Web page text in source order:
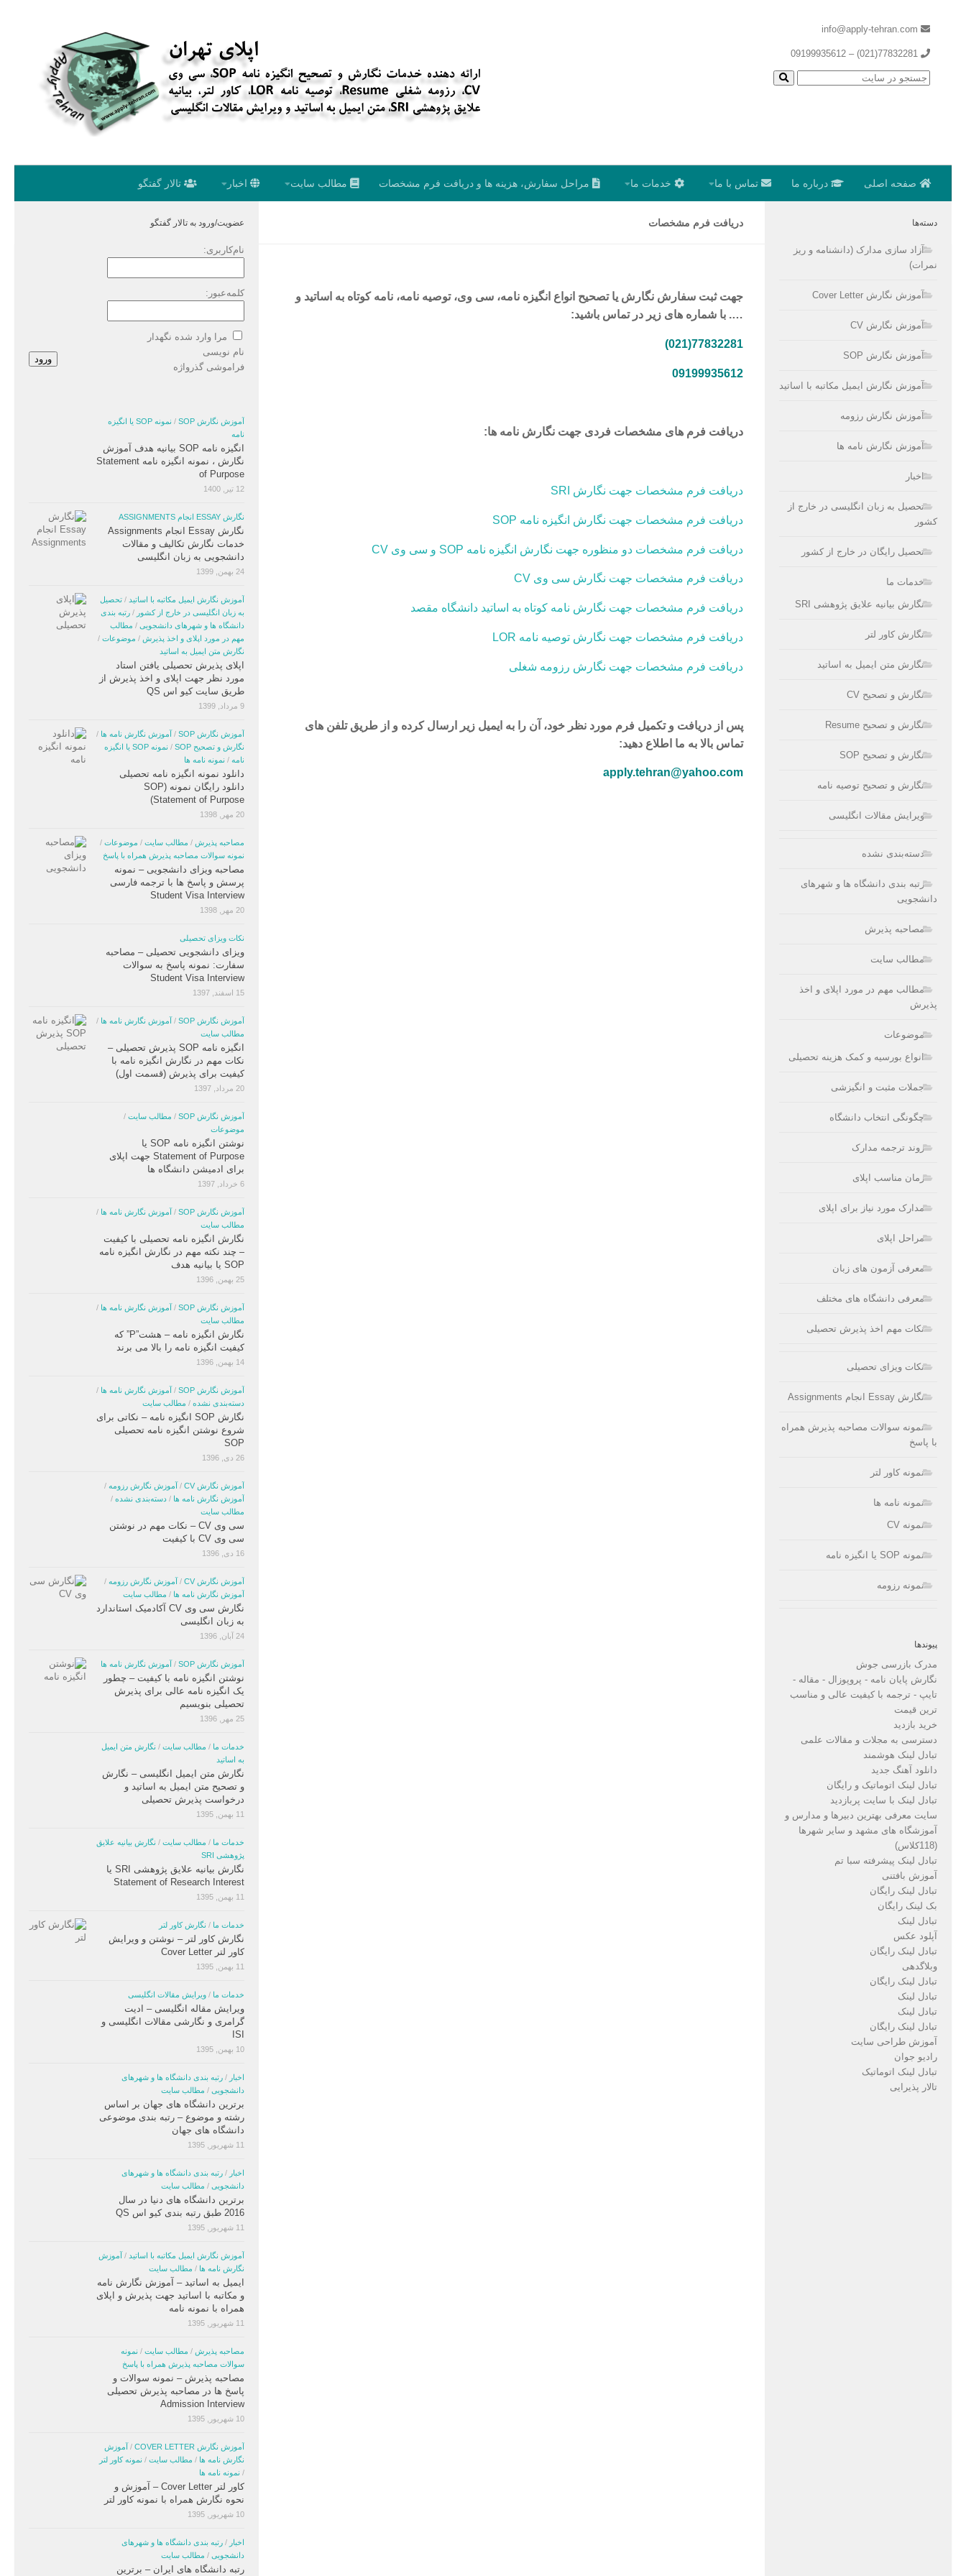
صفحه اصلی درباره ما تماس با ما خدمات ما مراحل سفارش، هزینه ها و دریافت فرم مشخصات مطالب سایت اخبار تالار گفتگو
دریافت فرم مشخصات
جهت ثبت سفارش نگارش یا تصحیح انواع انگیزه نامه، سی وی، توصیه نامه، نامه کوتاه به اساتید و
…. با شماره های زیر در تماس باشید:
77832281(021)
09199935612
دریافت فرم های مشخصات فردی جهت نگارش نامه ها:
دریافت فرم مشخصات جهت نگارش SRI
دریافت فرم مشخصات جهت نگارش انگیزه نامه SOP
دریافت فرم مشخصات دو منظوره جهت نگارش انگیزه نامه SOP و سی وی CV
دریافت فرم مشخصات جهت نگارش سی وی CV
دریافت فرم مشخصات جهت نگارش نامه کوتاه به اساتید دانشگاه مقصد
دریافت فرم مشخصات جهت نگارش توصیه نامه LOR
دریافت فرم مشخصات جهت نگارش رزومه شغلی
پس از دریافت و تکمیل فرم مورد نظر خود، آن را به ایمیل زیر ارسال کرده و از طریق تلفن های
تماس بالا به ما اطلاع دهید:
apply.tehran@yahoo.com
عضویت/ورود به تالار گفتگو
نام‌کاربری:
کلمه‌عبور:
مرا وارد شده نگهدار
ورود
نام نویسی
فراموشی گذرواژه
آموزش نگارش SOP /
نمونه SOP یا انگیزه
نامه
انگیزه نامه SOP بیانیه هدف آموزش
نگارش ، نمونه انگیزه نامه Statement
of Purpose
12 تیر, 1400
نگارش ESSAY انجام ASSIGNMENTS
نگارش Essay انجام Assignments
خدمات نگارش تکالیف و مقالات
دانشجویی به زبان انگلیسی
24 بهمن, 1399
آموزش نگارش ایمیل مکاتبه با اساتید / تحصیل
به زبان انگلیسی در خارج از کشور / رتبه بندی
دانشگاه ها و شهرهای دانشجویی / مطالب
مهم در مورد اپلای و اخذ پذیرش / موضوعات /
نگارش متن ایمیل به اساتید
اپلای پذیرش تحصیلی یافتن استاد
مورد نظر جهت اپلای و اخذ پذیرش از
طریق سایت کیو اس QS
9 مرداد, 1399
آموزش نگارش SOP / آموزش نگارش نامه ها /
نگارش و تصحیح SOP
/
نمونه SOP یا انگیزه
نامه / نمونه نامه ها
دانلود نمونه انگیزه نامه تحصیلی
دانلود رایگان نمونه (SOP
(Statement of Purpose
20 مهر, 1398
مصاحبه پذیرش / مطالب سایت / موضوعات /
نمونه سوالات مصاحبه پذیرش همراه با پاسخ
مصاحبه ویزای دانشجویی – نمونه
پرسش و پاسخ ها با ترجمه فارسی
Student Visa Interview
20 مهر, 1398
نکات ویزای تحصیلی
ویزای دانشجویی تحصیلی – مصاحبه
سفارت: نمونه پاسخ به سوالات
Student Visa Interview
15 اسفند, 1397
آموزش نگارش SOP / آموزش نگارش نامه ها /
مطالب سایت
انگیزه نامه SOP پذیرش تحصیلی –
نکات مهم در نگارش انگیزه نامه با
کیفیت برای پذیرش (قسمت اول)
20 مرداد, 1397
آموزش نگارش SOP / مطالب سایت /
موضوعات
نوشتن انگیزه نامه SOP یا
Statement of Purpose جهت اپلای
برای ادمیشن دانشگاه ها
6 خرداد, 1397
آموزش نگارش SOP / آموزش نگارش نامه ها /
مطالب سایت
نگارش انگیزه نامه تحصیلی با کیفیت
– چند نکته مهم در نگارش انگیزه نامه
SOP یا بیانیه هدف
25 بهمن, 1396
آموزش نگارش SOP / آموزش نگارش نامه ها /
مطالب سایت
نگارش انگیزه نامه – هشت”P” که
کیفیت انگیزه نامه را بالا می برند
14 بهمن, 1396
آموزش نگارش SOP / آموزش نگارش نامه ها /
دسته‌بندی نشده / مطالب سایت
نگارش SOP انگیزه نامه – نکاتی برای
شروع نوشتن انگیزه نامه تحصیلی
SOP
26 دی, 1396
آموزش نگارش CV / آموزش نگارش رزومه /
آموزش نگارش نامه ها / دسته‌بندی نشده /
مطالب سایت
سی وی CV – نکات مهم در نوشتن
سی وی CV با کیفیت
16 دی, 1396
آموزش نگارش CV / آموزش نگارش رزومه /
آموزش نگارش نامه ها / مطالب سایت
نگارش سی وی CV آکادمیک استاندارد
به زبان انگلیسی
24 آبان, 1396
آموزش نگارش SOP / آموزش نگارش نامه ها
نوشتن انگیزه نامه با کیفیت – چطور
یک انگیزه نامه عالی برای پذیرش
تحصیلی بنویسیم
25 مهر, 1396
خدمات ما / مطالب سایت / نگارش متن ایمیل
به اساتید
نگارش متن ایمیل انگلیسی – نگارش
و تصحیح متن ایمیل به اساتید و
درخواست پذیرش تحصیلی
11 بهمن, 1395
خدمات ما / مطالب سایت / نگارش بیانیه علایق
پژوهشی SRI
نگارش بیانیه علایق پژوهشی SRI یا
Statement of Research Interest
11 بهمن, 1395
خدمات ما / نگارش کاور لتر
نگارش کاور لتر – نوشتن و ویرایش
کاور لتر Cover Letter
11 بهمن, 1395
خدمات ما / ویرایش مقالات انگلیسی
ویرایش مقاله انگلیسی – ادیت
گرامری و نگارشی مقالات انگلیسی و
ISI
10 بهمن, 1395
اخبار / رتبه بندی دانشگاه ها و شهرهای
دانشجویی / مطالب سایت
برترین دانشگاه های جهان بر اساس
رشته و موضوع – رتبه بندی موضوعی
دانشگاه های جهان
11 شهریور, 1395
اخبار / رتبه بندی دانشگاه ها و شهرهای
دانشجویی / مطالب سایت
برترین دانشگاه های دنیا در سال
2016 طبق رتبه بندی کیو اس QS
11 شهریور, 1395
آموزش نگارش ایمیل مکاتبه با اساتید / آموزش
نگارش نامه ها / مطالب سایت
ایمیل به اساتید – آموزش نگارش نامه
و مکاتبه با اساتید جهت پذیرش و اپلای
همراه با نمونه نامه
11 شهریور, 1395
مصاحبه پذیرش / مطالب سایت / نمونه
سوالات مصاحبه پذیرش همراه با پاسخ
مصاحبه پذیرش – نمونه سوالات و
پاسخ ها در مصاحبه پذیرش تحصیلی
Admission Interview
10 شهریور, 1395
آموزش نگارش COVER LETTER / آموزش
نگارش نامه ها / مطالب سایت / نمونه کاور لتر
/ نمونه نامه ها
کاور لتر Cover Letter – آموزش و
نحوه نگارش همراه با نمونه کاور لتر
10 شهریور, 1395
اخبار / رتبه بندی دانشگاه ها و شهرهای
دانشجویی / مطالب سایت
رتبه دانشگاه های ایران – برترین
دسته‌ها
آزاد سازی مدارک (دانشنامه و ریز
نمرات)
آموزش نگارش Cover Letter
آموزش نگارش CV
آموزش نگارش SOP
آموزش نگارش ایمیل مکاتبه با اساتید
آموزش نگارش رزومه
آموزش نگارش نامه ها
اخبار
تحصیل به زبان انگلیسی در خارج از
کشور
تحصیل رایگان در خارج از کشور
خدمات ما
نگارش بیانیه علایق پژوهشی SRI
نگارش کاور لتر
نگارش متن ایمیل به اساتید
نگارش و تصحیح CV
نگارش و تصحیح Resume
نگارش و تصحیح SOP
نگارش و تصحیح توصیه نامه
ویرایش مقالات انگلیسی
دسته‌بندی نشده
رتبه بندی دانشگاه ها و شهرهای
دانشجویی
مصاحبه پذیرش
مطالب سایت
مطالب مهم در مورد اپلای و اخذ
پذیرش
موضوعات
انواع بورسیه و کمک هزینه تحصیلی
جملات مثبت و انگیزشی
چگونگی انتخاب دانشگاه
روند ترجمه مدارک
زمان مناسب اپلای
مدارک مورد نیاز برای اپلای
مراحل اپلای
معرفی آزمون های زبان
معرفی دانشگاه های مختلف
نکات مهم اخذ پذیرش تحصیلی
نکات ویزای تحصیلی
نگارش Essay انجام Assignments
نمونه سوالات مصاحبه پذیرش همراه
با پاسخ
نمونه کاور لتر
نمونه نامه ها
نمونه CV
نمونه SOP یا انگیزه نامه
نمونه رزومه
پیوندها
مدرک بازرسی جوش
نگارش پایان نامه - پروپوزال - مقاله -
تایپ - ترجمه با کیفیت عالی و مناسب
ترین قیمت
خرید بازدید
دسترسی به مجلات و مقالات علمی
تبادل لینک هوشمند
دانلود آهنگ جدید
تبادل لینک اتوماتیک و رایگان
تبادل لینک با سایت پربازدید
سایت معرفی بهترین دبیرها و مدارس و
آموزشگاه های مشهد و سایر شهرها
(118کلاس)
تبادل لینک پیشرفته سبا تم
آموزش بافتنی
تبادل لینک رایگان
بک لینک رایگان
تبادل لینک
آپلود عکس
تبادل لینک رایگان
وبلاگدهی
تبادل لینک رایگان
تبادل لینک
تبادل لینک
تبادل لینک رایگان
آموزش طراحی سایت
رادیو جوان
تبادل لینک اتوماتیک
تالار پذیرایی